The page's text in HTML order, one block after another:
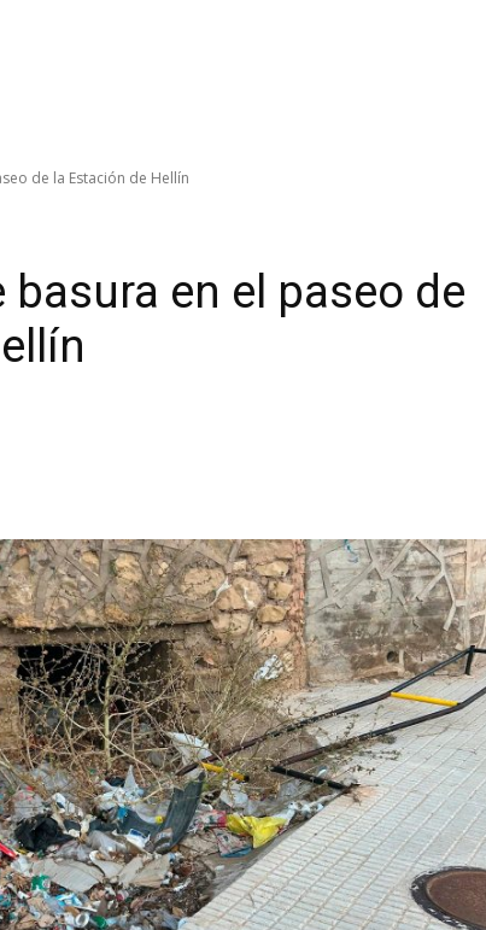
de la Estación de Hellín
en el paseo de